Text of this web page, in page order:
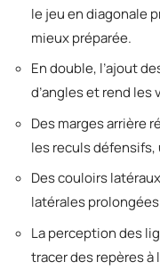
le jeu en diagonale
mieux préparée.
En double, l’ajout
d’angles et rend
Des marges arrière
les reculs
Des couloirs
latérales
La perception des
tracer des repères à